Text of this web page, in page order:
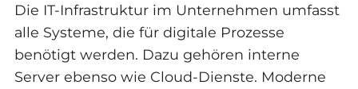
Die IT-Infrastruktur im Unternehmen umfasst
alle Systeme, die für digitale Prozesse
benötigt werden. Dazu gehören interne
Server ebenso wie Cloud-Dienste. Moderne